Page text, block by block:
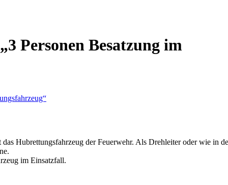
Personen Besatzung im
Hubrettungsfahrzeug der Feuerwehr. Als Drehleiter oder wie in
im Einsatzfall.